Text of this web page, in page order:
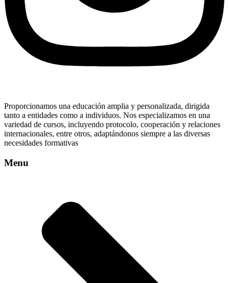
Proporcionamos una educación amplia y personalizada, dirigida
tanto a entidades como a individuos. Nos especializamos en una
variedad de cursos, incluyendo protocolo, cooperación y relaciones
internacionales, entre otros, adaptándonos siempre a las diversas
necesidades formativas
Menu